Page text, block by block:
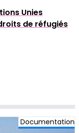
Unies
de réfugiés
Documentation